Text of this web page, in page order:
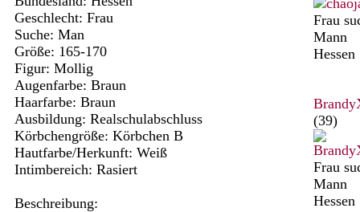
Geschlecht: Frau
Suche: Man
Größe: 165-170
Figur: Mollig
Augenfarbe: Braun
Haarfarbe: Braun
Ausbildung: Realschulabschluss
Körbchengröße: Körbchen B
Hautfarbe/Herkunft: Weiß
Intimbereich: Rasiert
Beschreibung:
Frau
Mann
Hessen
(39)
Frau
Mann
Hessen